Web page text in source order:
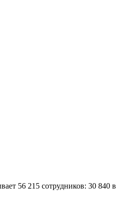
56 215 сотрудников: 30 840 в